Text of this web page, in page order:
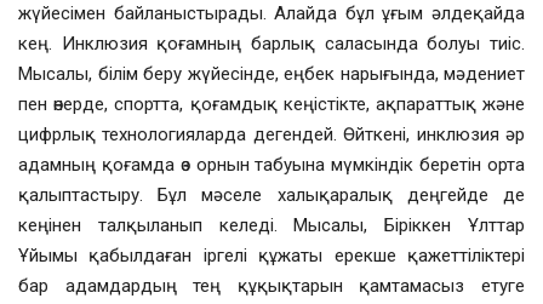
жүйесімен байланыстырады. Алайда бұл ұғым әлдеқайда
кең. Инклюзия қоғамның барлық саласында болуы тиіс.
Мысалы, білім беру жүйесінде, еңбек нарығында, мәдениет
пен өнерде, спортта, қоғамдық кеңістікте, ақпараттық және
цифрлық технологияларда дегендей. Өйткені, инклюзия әр
адамның қоғамда өз орнын табуына мүмкіндік беретін орта
қалыптастыру. Бұл мәселе халықаралық деңгейде де
кеңінен талқыланып келеді. Мысалы, Біріккен Ұлттар
Ұйымы қабылдаған іргелі құжаты ерекше қажеттіліктері
бар адамдардың тең құқықтарын қамтамасыз етуге